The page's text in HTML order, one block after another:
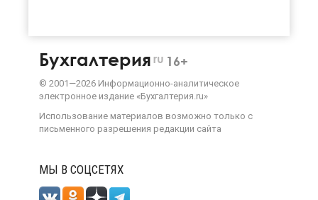
Бухгалтерия ru 16+
© 2001—2026 Информационно-аналитическое
электронное издание «Бухгалтерия.ru»
Использование материалов возможно только с
письменного разрешения редакции сайта
МЫ В СОЦСЕТЯХ